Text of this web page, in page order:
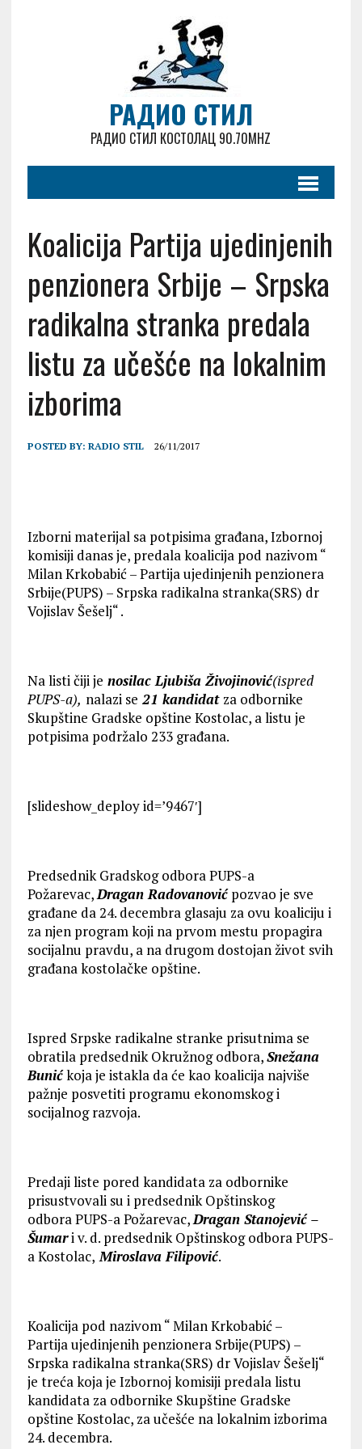
РАДИО СТИЛ
РАДИО СТИЛ КОСТОЛАЦ 90.70MHZ
Koalicija Partija ujedinjenih
penzionera Srbije – Srpska
radikalna stranka predala
listu za učešće na lokalnim
izborima
POSTED BY: RADIO STIL 26/11/2017
Izborni materijal sa potpisima građana, Izbornoj
komisiji danas je, predala koalicija pod nazivom “
Milan Krkobabić – Partija ujedinjenih penzionera
Srbije(PUPS) – Srpska radikalna stranka(SRS) dr
Vojislav Šešelj“ .
Na listi čiji je nosilacLjubiša Živojinović(ispred
PUPS-a), nalazi se 21 kandidat za odbornike
Skupštine Gradske opštine Kostolac, a listu je
potpisima podržalo 233 građana.
[slideshow_deploy id=’9467′]
Predsednik Gradskog odbora PUPS-a
Požarevac,Dragan Radovanović pozvao je sve
građane da 24. decembra glasaju za ovu koaliciju i
za njen program koji na prvom mestu propagira
socijalnu pravdu, a na drugom dostojan život svih
građana kostolačke opštine.
Ispred Srpske radikalne stranke prisutnima se
obratila predsednik Okružnog odbora,Snežana
Bunićkoja je istakla da će kao koalicija najviše
pažnje posvetiti programu ekonomskog i
socijalnog razvoja.
Predaji liste pored kandidata za odbornike
prisustvovali su i predsednik Opštinskog
odbora PUPS-a Požarevac,Dragan Stanojević –
Šumari v. d. predsednik Opštinskog odbora PUPS-
a Kostolac, Miroslava Filipović.
Koalicija pod nazivom “ Milan Krkobabić –
Partija ujedinjenih penzionera Srbije(PUPS) –
Srpska radikalna stranka(SRS) dr Vojislav Šešelj“
je treća koja je Izbornoj komisiji predala listu
kandidata za odbornike Skupštine Gradske
opštine Kostolac, za učešće na lokalnim izborima
24. decembra.